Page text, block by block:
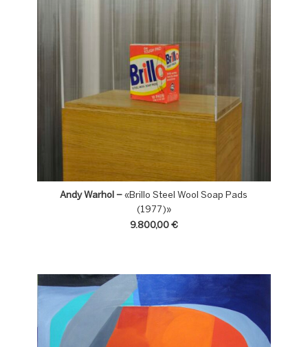
Andy Warhol – «Brillo Steel Wool Soap Pads
(1977)»
9.800,00 €